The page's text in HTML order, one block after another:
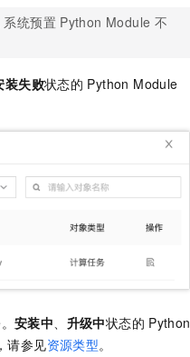
统预置 Python Module 不
装失败状态的 Python Module
安装中 升级中状态的 Python
请参见资源类型。